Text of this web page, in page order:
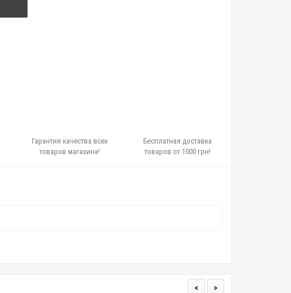
Гарантия качества всех
товаров магазина!
Бесплатная доставка
товаров от 1000 грн!
< >